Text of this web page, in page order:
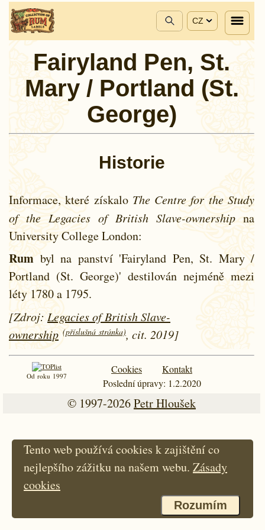
CZ
Fairyland Pen, St.
Mary / Portland (St.
George)
Historie
Informace, které získalo The Centre for the Study
of the Legacies of British Slave-ownership na
University College London:
Rum byl na panství 'Fairyland Pen, St. Mary /
Portland (St. George)' destilován nejméně mezi
léty 1780 a 1795.
[Zdroj: Legacies of British Slave-
ownership (příslušná stránka), cit. 2019]
Od roku 1997
Cookies
Kontakt
Poslední úpravy: 1.2.2020
© 1997-2026Petr Hloušek
Tento web používá cookies k zajištění co
nejlepšího zážitku na našem webu. Zásady
cookies
Rozumím